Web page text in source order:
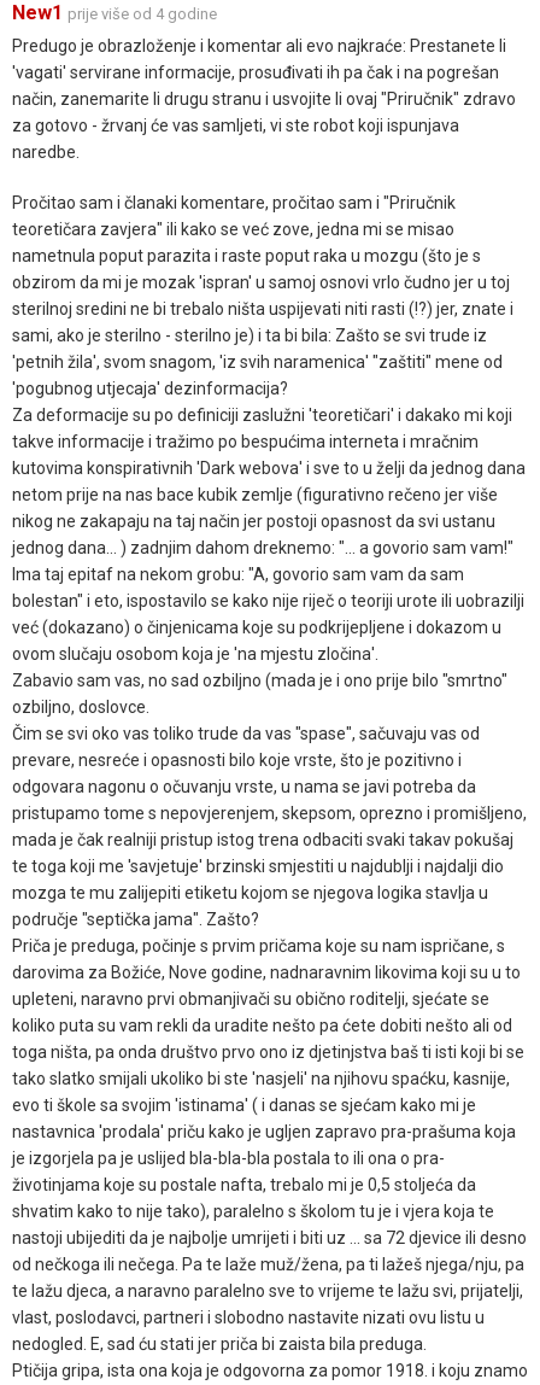
New1 prije više od 4 godine
Predugo je obrazloženje i komentar ali evo najkraće: Prestanete li
'vagati' servirane informacije, prosuđivati ih pa čak i na pogrešan
način, zanemarite li drugu stranu i usvojite li ovaj "Priručnik" zdravo
za gotovo - žrvanj će vas samljeti, vi ste robot koji ispunjava
naredbe.
Pročitao sam i članaki komentare, pročitao sam i "Priručnik
teoretičara zavjera" ili kako se već zove, jedna mi se misao
nametnula poput parazita i raste poput raka u mozgu (što je s
obzirom da mi je mozak 'ispran' u samoj osnovi vrlo čudno jer u toj
sterilnoj sredini ne bi trebalo ništa uspijevati niti rasti (!?) jer, znate i
sami, ako je sterilno - sterilno je) i ta bi bila: Zašto se svi trude iz
'petnih žila', svom snagom, 'iz svih naramenica' "zaštiti" mene od
'pogubnog utjecaja' dezinformacija?
Za deformacije su po definiciji zaslužni 'teoretičari' i dakako mi koji
takve informacije i tražimo po bespućima interneta i mračnim
kutovima konspirativnih 'Dark webova' i sve to u želji da jednog dana
netom prije na nas bace kubik zemlje (figurativno rečeno jer više
nikog ne zakapaju na taj način jer postoji opasnost da svi ustanu
jednog dana... ) zadnjim dahom dreknemo: "... a govorio sam vam!"
Ima taj epitaf na nekom grobu: "A, govorio sam vam da sam
bolestan" i eto, ispostavilo se kako nije riječ o teoriji urote ili uobrazilji
već (dokazano) o činjenicama koje su podkrijepljene i dokazom u
ovom slučaju osobom koja je 'na mjestu zločina'.
Zabavio sam vas, no sad ozbiljno (mada je i ono prije bilo "smrtno"
ozbiljno, doslovce.
Čim se svi oko vas toliko trude da vas "spase", sačuvaju vas od
prevare, nesreće i opasnosti bilo koje vrste, što je pozitivno i
odgovara nagonu o očuvanju vrste, u nama se javi potreba da
pristupamo tome s nepovjerenjem, skepsom, oprezno i promišljeno,
mada je čak realniji pristup istog trena odbaciti svaki takav pokušaj
te toga koji me 'savjetuje' brzinski smjestiti u najdublji i najdalji dio
mozga te mu zalijepiti etiketu kojom se njegova logika stavlja u
područje "septička jama". Zašto?
Priča je preduga, počinje s prvim pričama koje su nam ispričane, s
darovima za Božiće, Nove godine, nadnaravnim likovima koji su u to
upleteni, naravno prvi obmanjivači su obično roditelji, sjećate se
koliko puta su vam rekli da uradite nešto pa ćete dobiti nešto ali od
toga ništa, pa onda društvo prvo ono iz djetinjstva baš ti isti koji bi se
tako slatko smijali ukoliko bi ste 'nasjeli' na njihovu spaćku, kasnije,
evo ti škole sa svojim 'istinama' ( i danas se sjećam kako mi je
nastavnica 'prodala' priču kako je ugljen zapravo pra-prašuma koja
je izgorjela pa je uslijed bla-bla-bla postala to ili ona o pra-
životinjama koje su postale nafta, trebalo mi je 0,5 stoljeća da
shvatim kako to nije tako), paralelno s školom tu je i vjera koja te
nastoji ubijediti da je najbolje umrijeti i biti uz ... sa 72 djevice ili desno
od nečkoga ili nečega. Pa te laže muž/žena, pa ti lažeš njega/nju, pa
te lažu djeca, a naravno paralelno sve to vrijeme te lažu svi, prijatelji,
vlast, poslodavci, partneri i slobodno nastavite nizati ovu listu u
nedogled. E, sad ću stati jer priča bi zaista bila preduga.
Ptičija gripa, ista ona koja je odgovorna za pomor 1918. i koju znamo